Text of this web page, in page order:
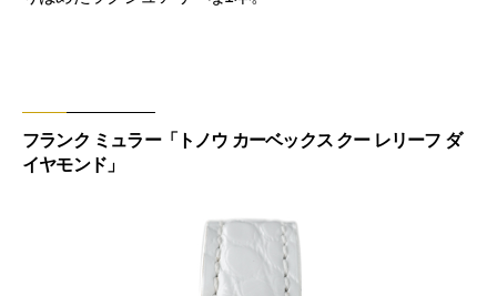
フランク ミュラー「トノウ カーベックス クー レリーフ ダ
イヤモンド」